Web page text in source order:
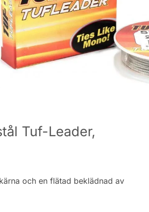
Tuf-Leader,
och en flätad beklädnad av